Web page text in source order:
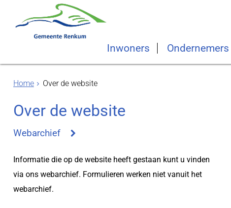
Inwoners Ondernemers
Home Over de website
Over de website
Webarchief
Informatie die op de website heeft gestaan kunt u vinden
via ons webarchief. Formulieren werken niet vanuit het
webarchief.